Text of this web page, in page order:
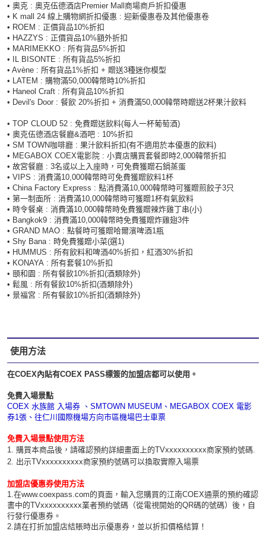
• 奧克 : 奧克伍德酒店Premier Mall商場商戶折扣優惠
• K mall 24 線上購物網折扣優惠 : 迎新優惠卷及其他優惠卷
• ROEM : 正價貨品10%折扣
• HAZZYS : 正價貨品10%額外折扣
• MARIMEKKO : 所有貨品5%折扣
• IL BISONTE : 所有貨品5%折扣
• Avène : 所有貨品1%折扣 + 贈送3種迷你模型
• LATEM : 購物滿50,000韓幣時10%折扣
• Haneol Craft : 所有貨品10%折扣
• Devil's Door : 餐飲 20%折扣 + 消費滿50,000韓幣時贈送2杯果汁飲料
• TOP CLOUD 52 : 免費贈送飲料(每人一杯葡萄酒)
• 奧克伍德酒店餐廳&酒吧 : 10%折扣
• SM TOWN咖啡廳 : 果汁飲料折扣(有不適用於本優惠的飲料)
• MEGABOX COEX電影院 : 小賣店購買套餐即時2,000韓幣折扣
• 故宮餐廳 : 3名或以上入座時，可免費獲贈石鍋蒸蛋
• VIPS : 消費滿10,000韓幣時可免費獲贈飲料1杯
• China Factory Express : 點消費滿10,000韓幣時可獲贈煎餃子3只
• 第一制面所 : 消費滿10,000韓幣時可獲贈1杯有氣飲料
• 時令餐桌 : 消費滿10,000韓幣時免費獲贈辣炸雞丁串(小)
• Bangkok9 : 消費滿10,000韓幣時免費獲贈炸雞翅3件
• GRAND MAO : 點餐時可獲贈哈爾濱啤酒1瓶
• Shy Bana : 時免費獲贈小菜(選1)
• HUMMUS : 所有飲料和啤酒40%折扣，紅酒30%折扣
• KONAYA : 所有套餐10%折扣
• 頤和園 : 所有餐飲10%折扣(酒類除外)
• 鬆風 : 所有餐飲10%折扣(酒類除外)
• 景福宮 : 所有餐飲10%折扣(酒類除外)
使用方法
在COEX內貼有COEX PASS標簽的加盟店都可以使用。
免費入場景點
COEX 水族館 入場券 、SMTOWN MUSEUM、MEGABOX COEX 電影
券1張、往仁川國際機場方向市區機場巴士車票
免費入場景點使用方法
1. 購買本商品後，請確認預約詳細畫面上的TVxxxxxxxxxx商家預約號碼.
2. 出示TVxxxxxxxxxx​商家預約號碼可以換取實際入場票
加盟店優惠券使用方法
1.在www.coexpass.com的頁面，輸入您購買的江南COEX通票的預約確認
書中的TVxxxxxxxxxx業者預約號碼（從電視開始的QR碼的號碼）後，自
行發行優惠券。
2.請在打折加盟店結賬時出示優惠券，並以折扣價格結算！